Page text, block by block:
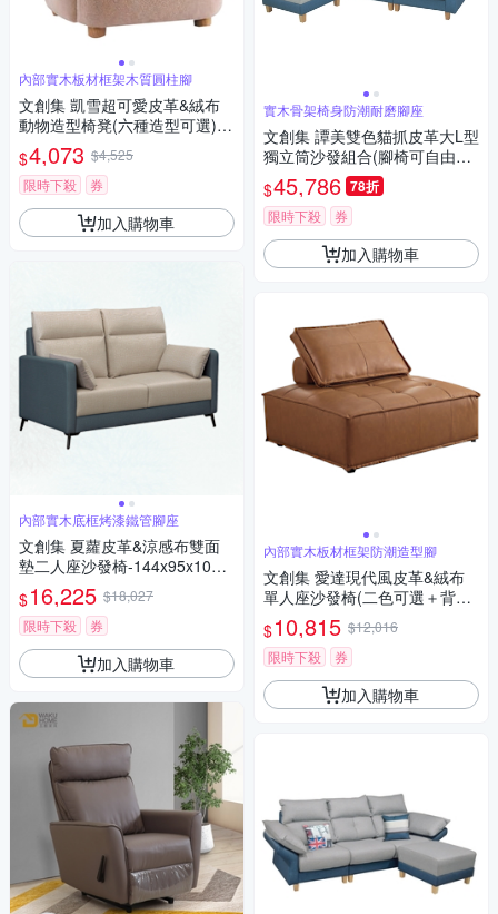
內部實木板材框架木質圓柱腳
文創集 凱雪超可愛皮革&絨布
動物造型椅凳(六種造型可選)-5
5x56x53cm免組
$4,073 $4,525
限時下殺
券
加入購物車
內部實木底框烤漆鐵管腳座
文創集 夏蘿皮革&涼感布雙面
墊二人座沙發椅-144x95x103c
m免組
$16,225 $18,027
限時下殺
券
加入購物車
實木骨架椅身防潮耐磨腳座
文創集 譚美雙色貓抓皮革大L型
獨立筒沙發組合(腳椅可自由擺
設＆坐墊可前後滑移使用)-258
x166x100cm免組
$45,786 78折
限時下殺 券
加入購物車
內部實木板材框架防潮造型腳
文創集 愛達現代風皮革&絨布
單人座沙發椅(二色可選＋背枕
可活動調整)-104x103x41cm免
組
$10,815 $12,016
限時下殺
券
加入購物車